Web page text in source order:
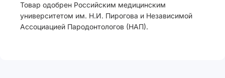
Товар одобрен Российским медицинским
университетом им. Н.И. Пирогова и Независимой
Ассоциацией Пародонтологов (НАП).